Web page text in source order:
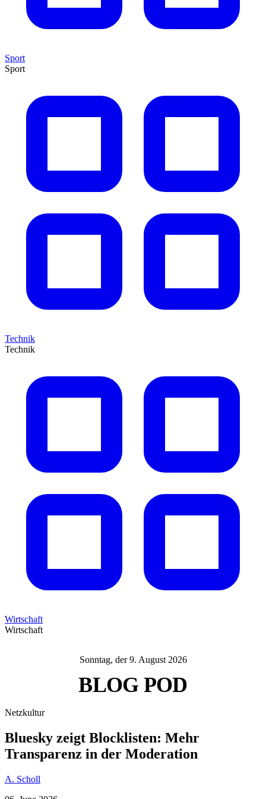
Sport
Sport
Technik
Technik
Wirtschaft
Wirtschaft
Sonntag, der 9. August 2026
BLOG POD
Netzkultur
Bluesky zeigt Blocklisten: Mehr
Transparenz in der Moderation
A. Scholl